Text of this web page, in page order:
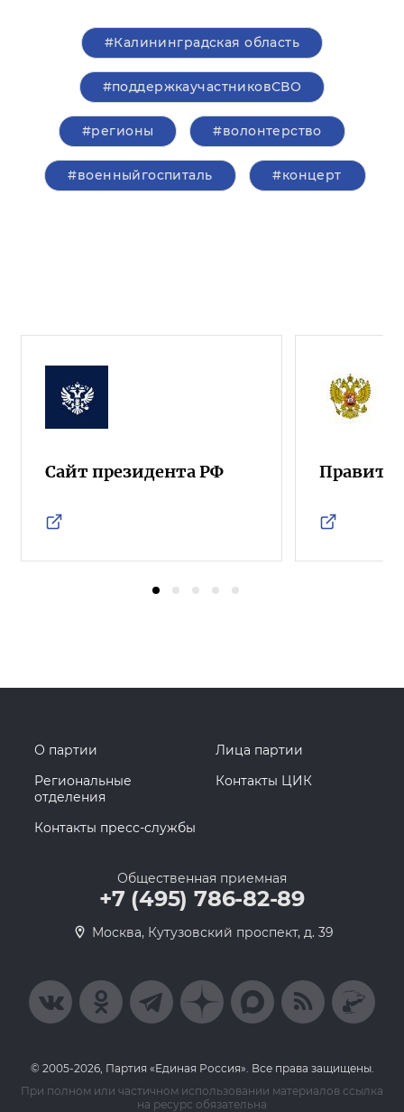
#Калининградская область
#поддержкаучастниковСВО
#регионы #волонтерство
#военныйгоспиталь #концерт
Сайт президента РФ
О партии
Лица партии
Региональные
отделения
Контакты ЦИК
Контакты пресс-службы
Общественная приемная
+7 (495) 786-82-89
Москва, Кутузовский проспект, д. 39
© 2005-2026, Партия «Единая Россия». Все права защищены.
При полном или частичном использовании материалов ссылка
на ресурс обязательна